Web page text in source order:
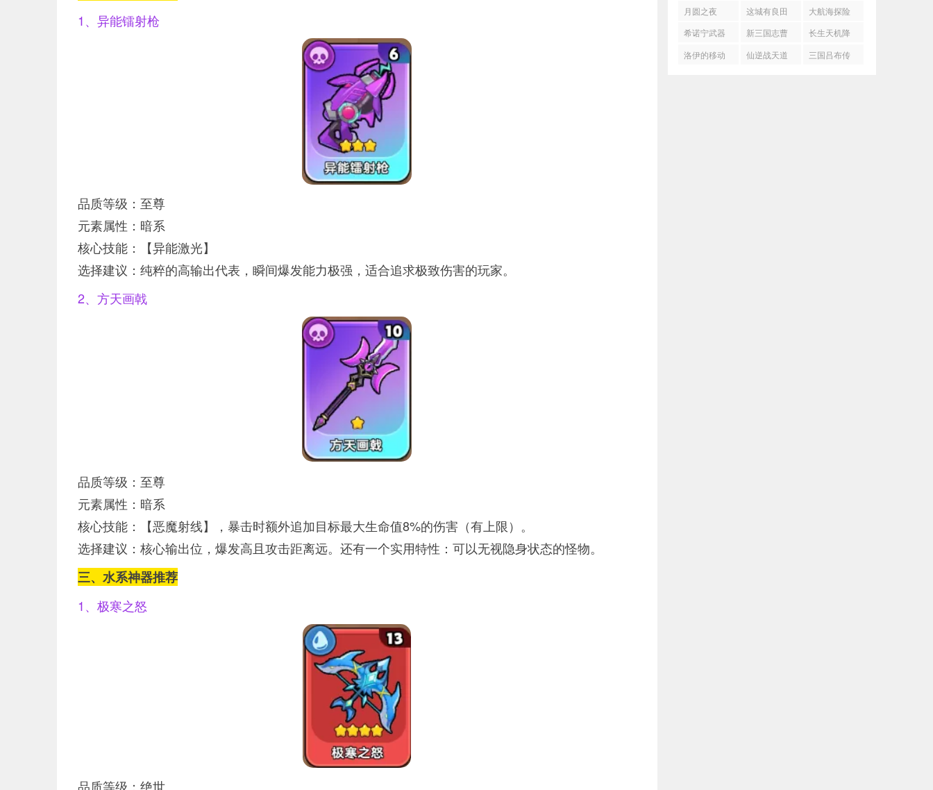
1、异能镭射枪
品质等级：至尊
元素属性：暗系
核心技能：【异能激光】
选择建议：纯粹的高输出代表，瞬间爆发能力极强，适合追求极致伤害的玩家。
2、方天画戟
品质等级：至尊
元素属性：暗系
核心技能：【恶魔射线】，暴击时额外追加目标最大生命值8%的伤害（有上限）。
选择建议：核心输出位，爆发高且攻击距离远。还有一个实用特性：可以无视隐身状态的怪物。
三、水系神器推荐
1、极寒之怒
品质等级：绝世
解法
用方法
队推荐
炼之塔玩法
详解
希玩法搭配
攻略
莎莉技能优
先级
月圆之夜
CCG秘典女
巫怎么玩
这城有良田
最新史话赛
季阵容怎么
大航海探险
物语怎么捕
捉低星人物
希诺宁武器
推荐
新三国志曹
操传四象白
长生天机降
世天星之间
洛伊的移动
仙逆战天道
三国吕布传